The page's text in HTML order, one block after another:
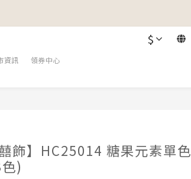
$
資訊 領券中心
囍飾】HC25014 糖果元素單色
)